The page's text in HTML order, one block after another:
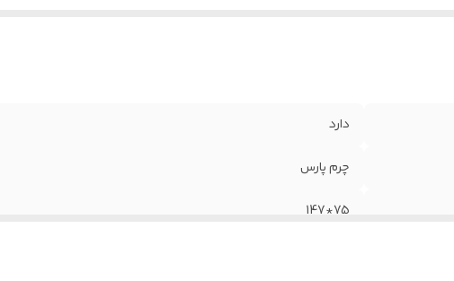
دارد
چرم پارس
75*147